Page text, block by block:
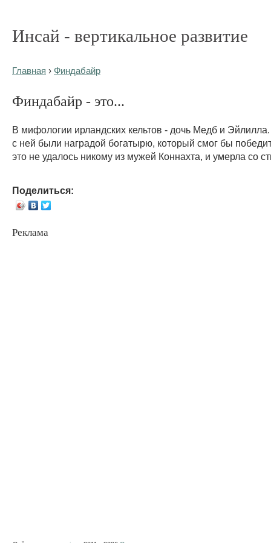
Инсай - вертикальное развитие
Главная › Финдабайр
Финдабайр - это...
В мифологии ирландских кельтов - дочь Медб и
с ней были наградой богатырю, который смог бы
это не удалось никому из мужей Коннахта, и умерла со
Поделиться:
Реклама